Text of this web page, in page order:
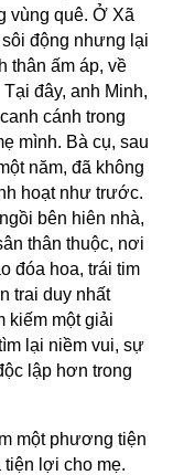
vùng quê. Ở Xã
sôi động nhưng lại
thân ấm áp, về
đây, anh Minh,
cánh trong
mình. Bà cụ, sau
năm, đã không
hoạt như trước.
bên hiên nhà,
thân thuộc, nơi
đóa hoa, trái tim
trai duy nhất
kiếm một giải
lại niềm vui, sự
lập hơn trong
một phương tiện
tiện lợi cho mẹ.